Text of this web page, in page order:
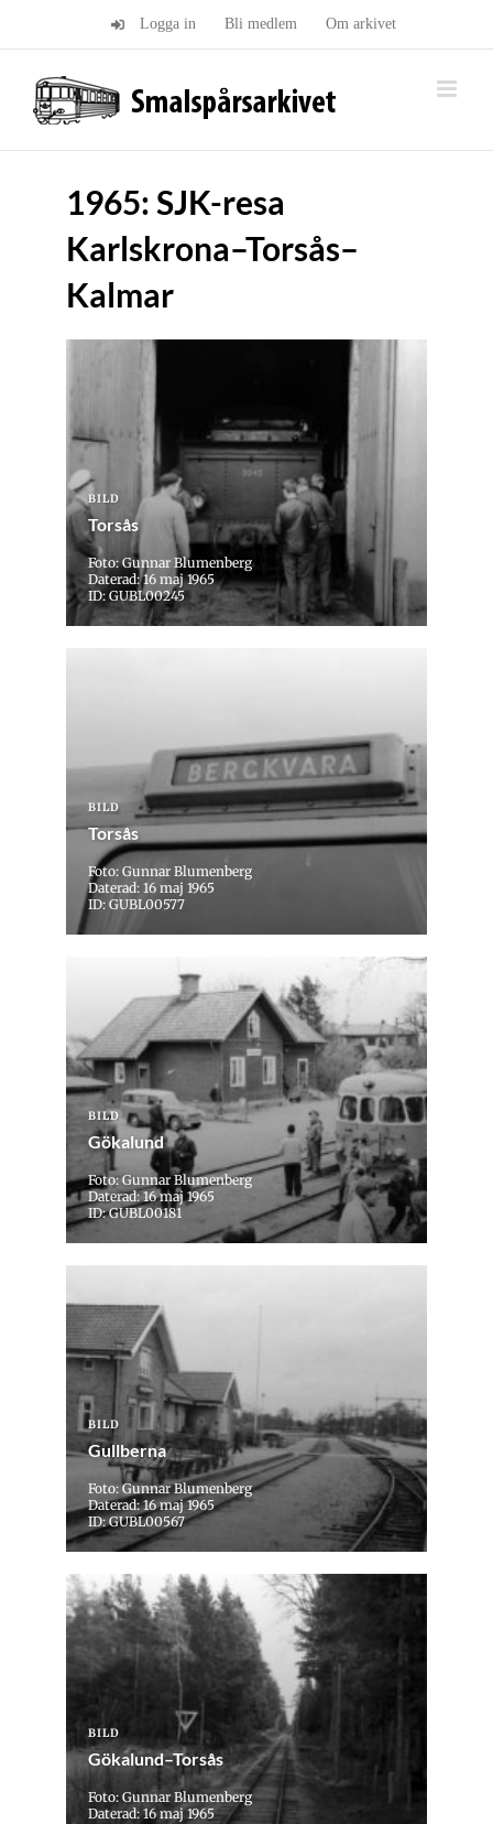
Logga in Bli medlem Om arkivet
1965: SJK-resa
Karlskrona–Torsås–
Kalmar
BILD
Torsås
Foto: Gunnar Blumenberg
Daterad: 16 maj 1965
ID: GUBL00245
BILD
Torsås
Foto: Gunnar Blumenberg
Daterad: 16 maj 1965
ID: GUBL00577
BILD
Gökalund
Foto: Gunnar Blumenberg
Daterad: 16 maj 1965
ID: GUBL00181
BILD
Gullberna
Foto: Gunnar Blumenberg
Daterad: 16 maj 1965
ID: GUBL00567
BILD
Gökalund–Torsås
Foto: Gunnar Blumenberg
Daterad: 16 maj 1965